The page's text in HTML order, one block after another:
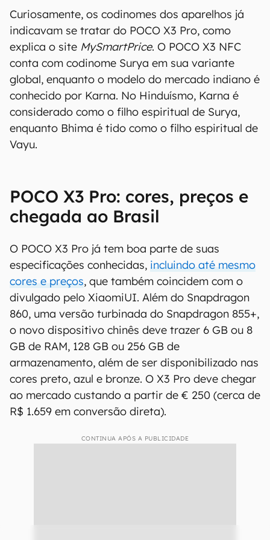
Curiosamente, os codinomes dos aparelhos já
indicavam se tratar do POCO X3 Pro, como
explica o site MySmartPrice. O POCO X3 NFC
conta com codinome Surya em sua variante
global, enquanto o modelo do mercado indiano é
conhecido por Karna. No Hinduísmo, Karna é
considerado como o filho espiritual de Surya,
enquanto Bhima é tido como o filho espiritual de
Vayu.
POCO X3 Pro: cores, preços e
chegada ao Brasil
O POCO X3 Pro já tem boa parte de suas
especificações conhecidas, incluindo até mesmo
cores e preços, que também coincidem com o
divulgado pelo XiaomiUI. Além do Snapdragon
860, uma versão turbinada do Snapdragon 855+,
o novo dispositivo chinês deve trazer 6 GB ou 8
GB de RAM, 128 GB ou 256 GB de
armazenamento, além de ser disponibilizado nas
cores preto, azul e bronze. O X3 Pro deve chegar
ao mercado custando a partir de € 250 (cerca de
R$ 1.659 em conversão direta).
CONTINUA APÓS A PUBLICIDADE